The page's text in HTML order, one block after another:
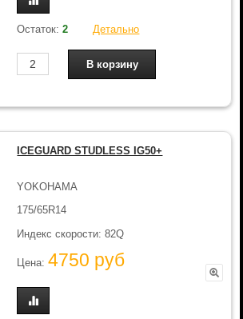
Остаток:2 Детально
ICEGUARD STUDLESS IG50+
YOKOHAMA
175/65R14
Индекс скорости: 82Q
Цена:4750 руб